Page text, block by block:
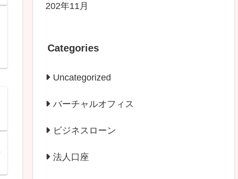
202年11月
Categories
Uncategorized
バーチャルオフィス
ビジネスローン
法人口座